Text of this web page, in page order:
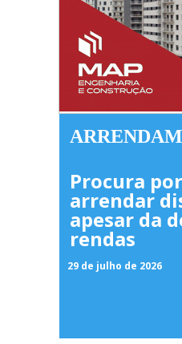
Procura
arrendar
apesar da
rendas
29 de julho de 2026